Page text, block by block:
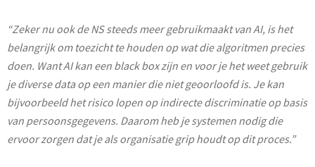
“Zeker nu ook de NS steeds meer gebruikmaakt van AI, is het
belangrijk om toezicht te houden op wat die algoritmen precies
doen. Want AI kan een black box zijn en voor je het weet gebruik
je diverse data op een manier die niet geoorloofd is. Je kan
bijvoorbeeld het risico lopen op indirecte discriminatie op basis
van persoonsgegevens. Daarom heb je systemen nodig die
ervoor zorgen dat je als organisatie grip houdt op dit proces.”